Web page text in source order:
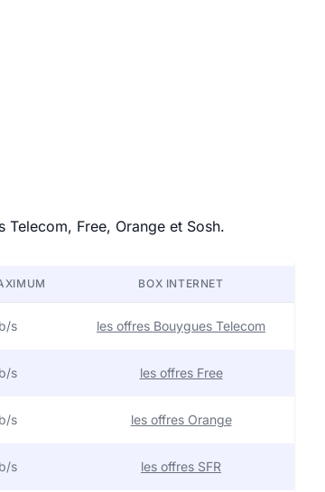
Free, Orange et Sosh.
BOX INTERNET
s les offres Bouygues Telecom
s les offres Free
s les offres Orange
s les offres SFR